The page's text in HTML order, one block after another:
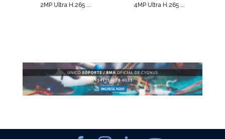
2MP Ultra H.265 ...
4MP Ultra H.265 ...